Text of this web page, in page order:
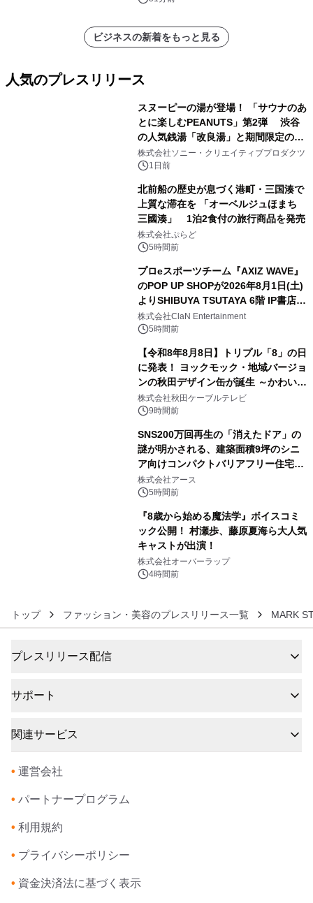
ビジネスの新着をもっと見る
人気のプレスリリース
スヌーピーの湯が登場！ 「サウナのあ
とに楽しむPEANUTS」第2弾 渋谷
の人気銭湯「改良湯」と期間限定のコ
ラボレーション サウナイキタイコラ
ボグッズも発売決定！
株式会社ソニー・クリエイティブプロダクツ
1日前
北前船の歴史が息づく港町・三国湊で
上質な滞在を 「オーベルジュほまち
三國湊」 1泊2食付の旅行商品を発売
株式会社ぷらど
5時間前
プロeスポーツチーム『AXIZ WAVE』
のPOP UP SHOPが2026年8月1日(土)
よりSHIBUYA TSUTAYA 6階 IP書店で
開催決定！！
株式会社ClaN Entertainment
5時間前
【令和8年8月8日】トリプル「8」の日
に発表！ ヨックモック・地域バージョ
ンの秋田デザイン缶が誕生 ～かわいい
秋田犬の子犬と秋田の四季と名所を巡
るパッケージ～ 9月1日(火)秋田県内で
株式会社秋田ケーブルテレビ
9時間前
SNS200万回再生の「消えたドア」の
謎が明かされる、建築面積9坪のシニ
ア向けコンパクトバリアフリー住宅が
誕生
株式会社アース
5時間前
『8歳から始める魔法学』ボイスコミ
ック公開！ 村瀬歩、藤原夏海ら大人気
キャストが出演！
株式会社オーバーラップ
4時間前
トップ ファッション・美容のプレスリリース一覧 MARK
プレスリリース配信
サポート
関連サービス
• 運営会社
• パートナープログラム
• 利用規約
• プライバシーポリシー
• 資金決済法に基づく表示